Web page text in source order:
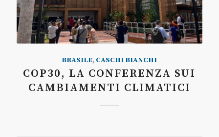
BRASILE, CASCHI BIANCHI
COP30, LA CONFERENZA SUI
CAMBIAMENTI CLIMATICI